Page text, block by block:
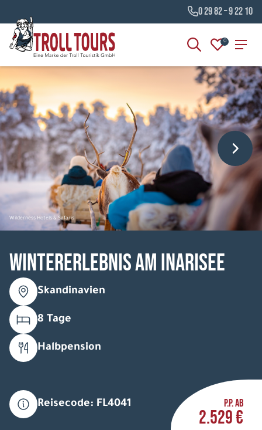
0 29 82 – 9 22 10
0
Wilderness Hotels & Safaris
Wintererlebnis am Inarisee
Skandinavien
8 Tage
Halbpension
Reisecode: FL4041 P.P. AB
2.529 €